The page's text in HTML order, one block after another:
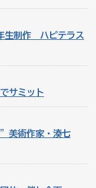
生制作 ハピテラス
サミット
美術作家・湊七